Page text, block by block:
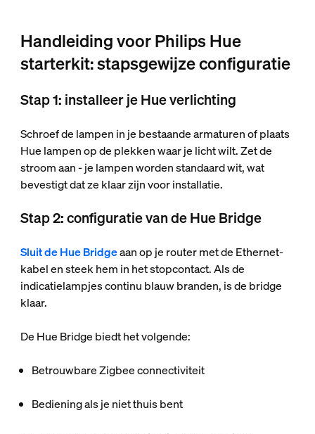
Handleiding voor Philips Hue
starterkit: stapsgewijze configuratie
Stap 1: installeer je Hue verlichting
Schroef de lampen in je bestaande armaturen of plaats
Hue lampen op de plekken waar je licht wilt. Zet de
stroom aan - je lampen worden standaard wit, wat
bevestigt dat ze klaar zijn voor installatie.
Stap 2: configuratie van de Hue Bridge
Sluit de Hue Bridgeaan op je router met de Ethernet-
kabel en steek hem in het stopcontact. Als de
indicatielampjes continu blauw branden, is de bridge
klaar.
De Hue Bridge biedt het volgende:
Betrouwbare Zigbee connectiviteit
Bediening als je niet thuis bent